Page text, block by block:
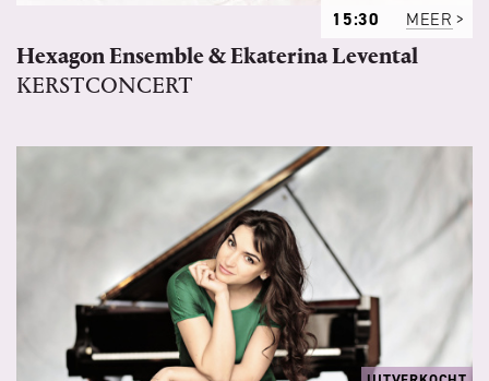
15:30
MEER
Hexagon Ensemble & Ekaterina Levental
KERSTCONCERT